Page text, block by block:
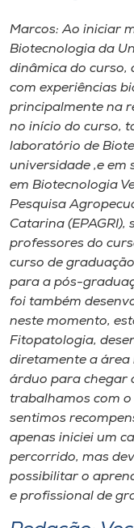
Marcos: Ao iniciar
Biotecnologia da
dinâmica do curso,
com experiências
principalmente na
no início do curso,
laboratório de
universidade ,e em
em Biotecnologia
Pesquisa
Catarina
professores do
curso de
para a pós-
foi também
neste momento,
Fitopatologia,
diretamente a área
árduo para chegar
trabalhamos com
sentimos
apenas iniciei um
percorrido, mas
possibilitar o
e profissional de